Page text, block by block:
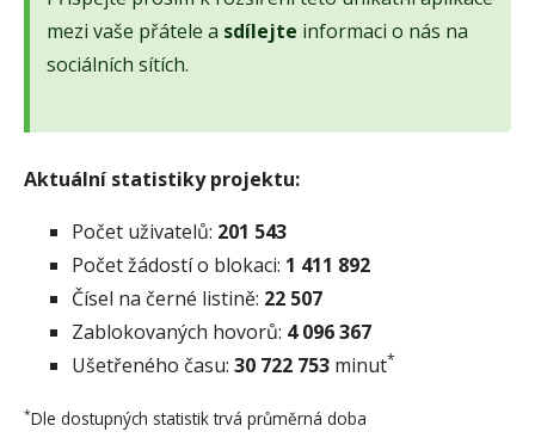
mezi vaše přátele a sdílejte informaci o nás na
sociálních sítích.
Aktuální statistiky projektu:
Počet uživatelů: 201 543
Počet žádostí o blokaci: 1 411 892
Čísel na černé listině: 22 507
Zablokovaných hovorů: 4 096 367
Ušetřeného času: 30 722 753 minut*
*Dle dostupných statistik trvá průměrná doba